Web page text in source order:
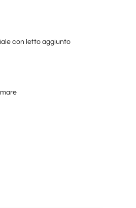
con letto aggiunto